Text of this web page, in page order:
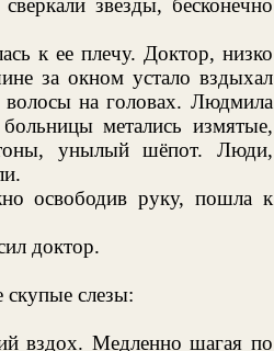
звезды, бесконечно
к ее плечу. Доктор, низко
за окном устало вздыхал
на головах. Людмила
метались измятые,
унылый шёпот. Люди,
освободив руку, пошла к
доктор.
слезы:
вздох. Медленно шагая по